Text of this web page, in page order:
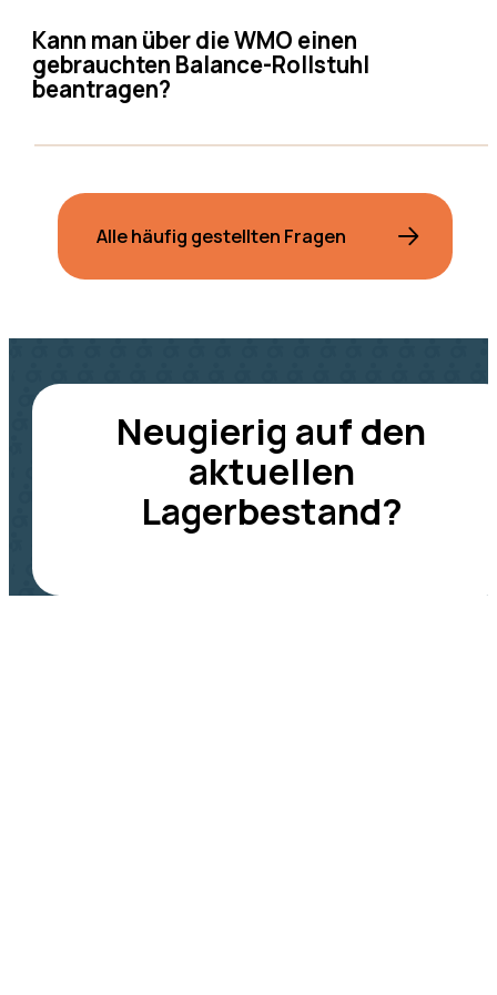
Kann man über die WMO einen
gebrauchten Balance-Rollstuhl
beantragen?
Alle häufig gestellten Fragen
Neugierig auf den
aktuellen
Lagerbestand?